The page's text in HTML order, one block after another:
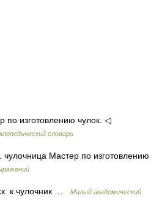
изготовлению чулок. ◁
словарь
Мастер по изготовлению
к чулочник …
Малый академический